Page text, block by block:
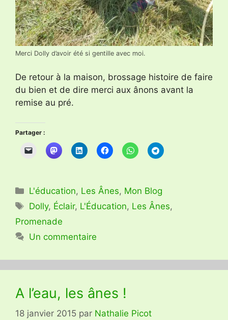
Merci Dolly d’avoir été si gentille avec moi.
De retour à la maison, brossage histoire de faire
du bien et de dire merci aux ânons avant la
remise au pré.
Partager :
Catégories
L'éducation, Les Ânes, Mon Blog
Étiquettes
Dolly, Éclair, L'Éducation, Les Ânes,
Promenade
Un commentaire
A l’eau, les ânes !
18 janvier 2015 par Nathalie Picot